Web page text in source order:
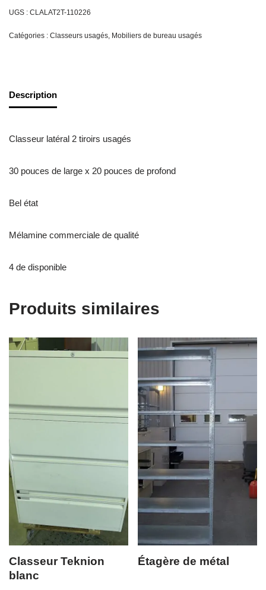
UGS : CLALAT2T-110226
Catégories : Classeurs usagés, Mobiliers de bureau usagés
Description
Classeur latéral 2 tiroirs usagés
30 pouces de large x 20 pouces de profond
Bel état
Mélamine commerciale de qualité
4 de disponible
Produits similaires
Classeur Teknion
blanc
Étagère de métal